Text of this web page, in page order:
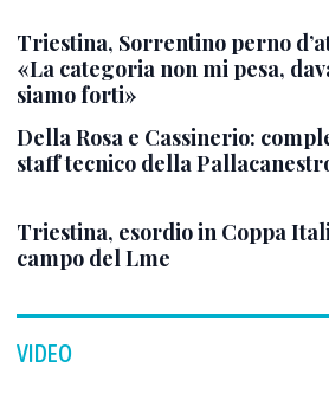
Triestina, Sorrentino perno
«La categoria non mi pesa,
siamo forti»
Della Rosa e Cassinerio:
staff tecnico della
Triestina, esordio in Coppa
campo del Lme
VIDEO